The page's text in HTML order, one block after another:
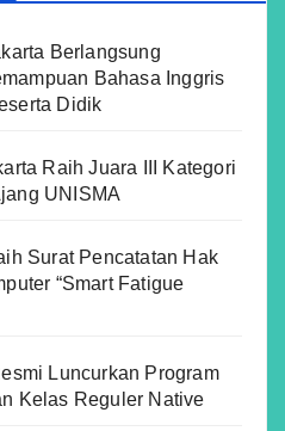
Berlangsung
Bahasa Inggris
Didik
Raih Juara III Kategori
UNISMA
Surat Pencatatan Hak
“Smart Fatigue
Luncurkan Program
Kelas Reguler Native